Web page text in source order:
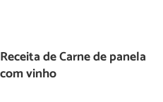
Receita de Carne de panela
com vinho